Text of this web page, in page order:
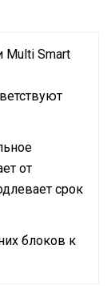
Multi Smart
от
срок
блоков к